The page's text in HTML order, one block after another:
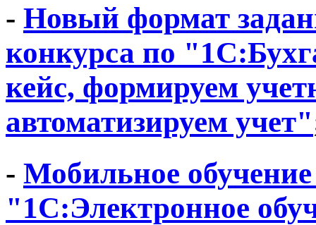
- Новый формат
конкурса по
кейс, формируем
автоматизируем учет"
- Мобильное
"1С:Электронное